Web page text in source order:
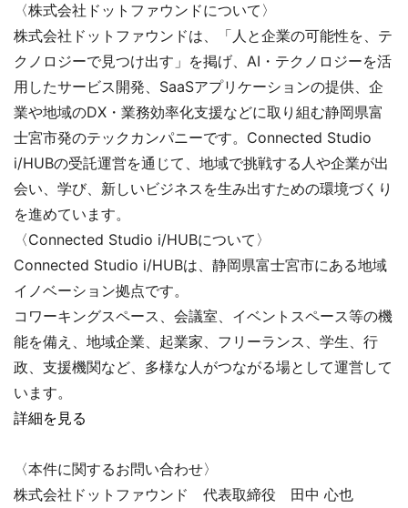
〈株式会社ドットファウンドについて〉
株式会社ドットファウンドは、「人と企業の可能性を、テ
クノロジーで見つけ出す」を掲げ、AI・テクノロジーを活
用したサービス開発、SaaSアプリケーションの提供、企
業や地域のDX・業務効率化支援などに取り組む静岡県富
士宮市発のテックカンパニーです。Connected Studio
i/HUBの受託運営を通じて、地域で挑戦する人や企業が出
会い、学び、新しいビジネスを生み出すための環境づくり
を進めています。
〈Connected Studio i/HUBについて〉
Connected Studio i/HUBは、静岡県富士宮市にある地域
イノベーション拠点です。
コワーキングスペース、会議室、イベントスペース等の機
能を備え、地域企業、起業家、フリーランス、学生、行
政、支援機関など、多様な人がつながる場として運営して
います。
詳細を見る
〈本件に関するお問い合わせ〉
株式会社ドットファウンド 代表取締役 田中 心也